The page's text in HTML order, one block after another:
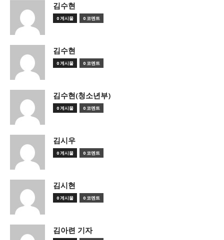
김수현
0 게시물 0 코멘트
김수현
0 게시물 0 코멘트
김수현(청소년부)
0 게시물 0 코멘트
김시우
0 게시물 0 코멘트
김시현
0 게시물 0 코멘트
김아련 기자